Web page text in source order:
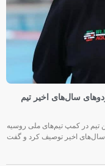
سال‌های اخیر تیم
تیم در کمپ تیم‌های ملی روسیه
سال‌های اخیر توصیف کرد و گفت